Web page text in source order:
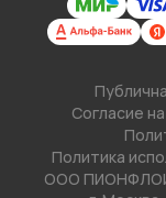
Согласие
Политика
ООО ПИОНФЛО